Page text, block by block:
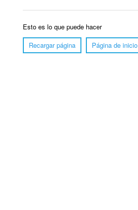
Esto es lo que puede hacer
Recargar página
Página de inicio